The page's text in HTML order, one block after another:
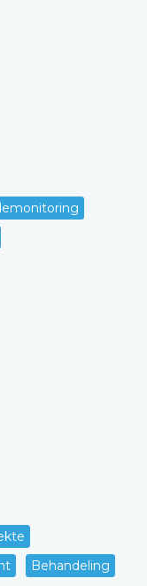
Behandeling